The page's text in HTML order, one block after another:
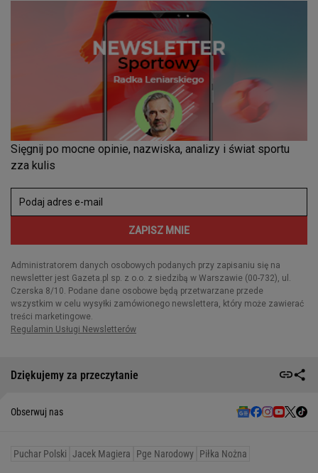
Dziękujemy za przeczytanie
Obserwuj nas
Puchar Polski Jacek Magiera Pge Narodowy Piłka Nożna